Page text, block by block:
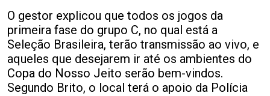
O gestor explicou que todos os jogos da
primeira fase do grupo C, no qual está a
Seleção Brasileira, terão transmissão ao vivo, e
aqueles que desejarem ir até os ambientes do
Copa do Nosso Jeito serão bem-vindos.
Segundo Brito, o local terá o apoio da Polícia